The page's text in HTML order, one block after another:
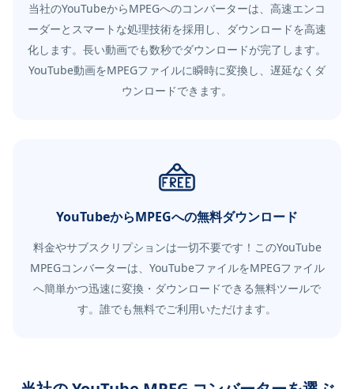
当社のYouTubeからMPEGへのコンバーターは、高速エンコ
ーダーとスマートな処理技術を採用し、ダウンロードを高速
化します。長い動画でも数秒でダウンロードが完了します。
YouTube動画をMPEGファイルに瞬時に変換し、遅延なくダ
ウンロードできます。
YouTubeからMPEGへの無料ダウンロード
料金やサブスクリプションは一切不要です！このYouTube
MPEGコンバーターは、YouTubeファイルをMPEGファイル
へ簡単かつ迅速に変換・ダウンロードできる無料ツールで
す。誰でも無料でご利用いただけます。